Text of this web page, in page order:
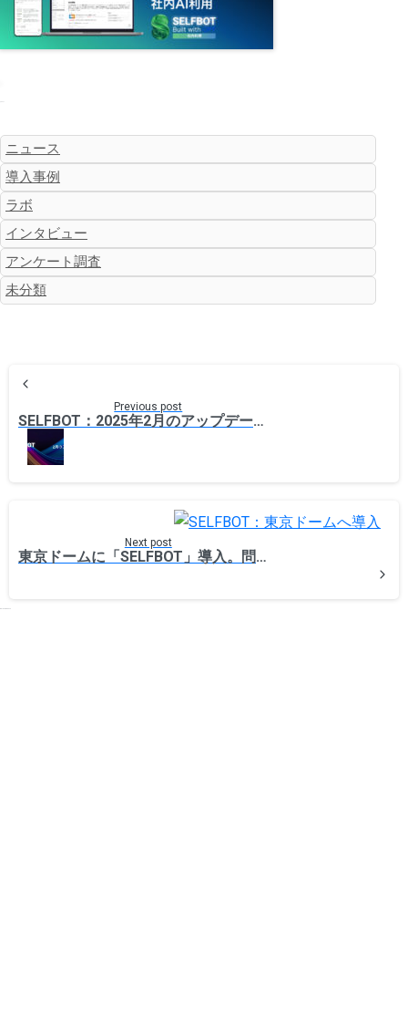
ニュース
導入事例
ラボ
インタビュー
アンケート調査
未分類
Previous post
SELFBOT：2025年2月のアップデート情報
Next post
東京ドームに「SELFBOT」導入。問い合わせ対応を効率化